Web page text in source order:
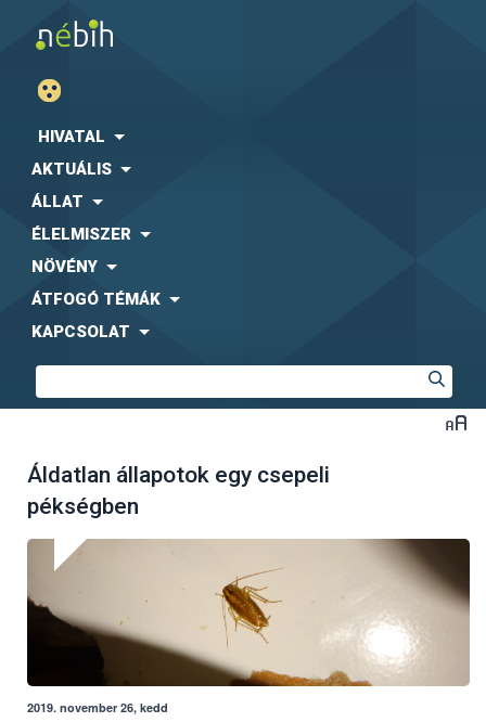
HIVATAL
AKTUÁLIS
ÁLLAT
ÉLELMISZER
NÖVÉNY
ÁTFOGÓ TÉMÁK
KAPCSOLAT
Áldatlan állapotok egy csepeli
pékségben
2019. november 26, kedd